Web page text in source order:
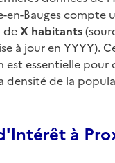
en-Bauges compte
deX habitants
à jour en YYYY).
est essentielle pour
densité de la
à